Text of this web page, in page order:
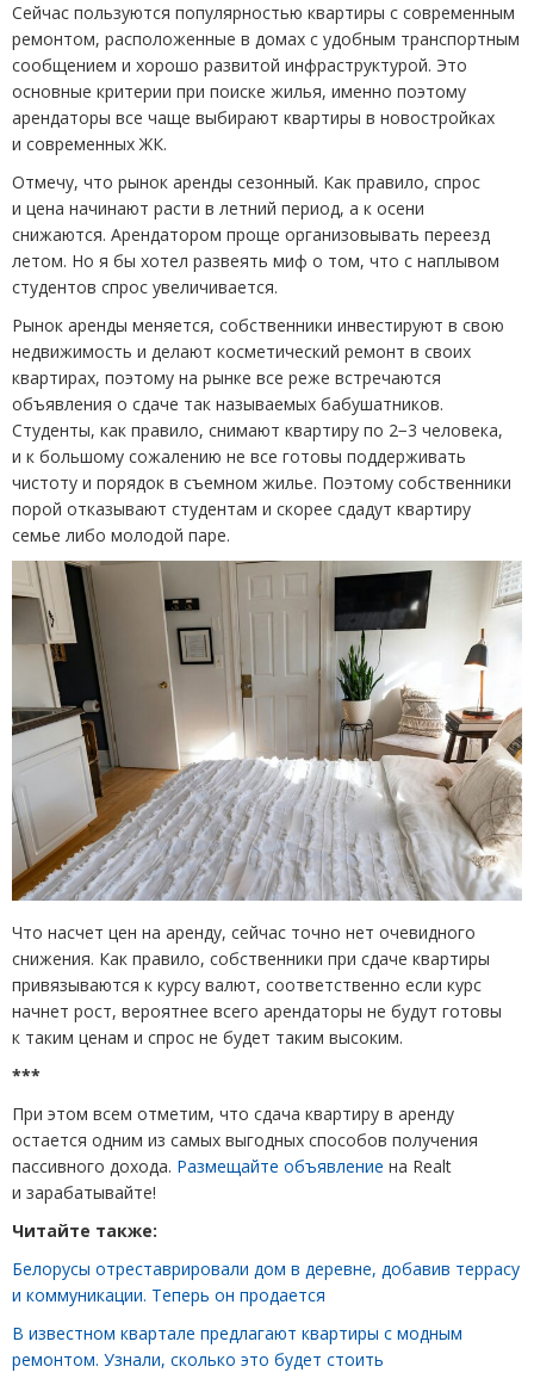
Сейчас пользуются популярностью квартиры с современным
ремонтом, расположенные в домах с удобным транспортным
сообщением и хорошо развитой инфраструктурой. Это
основные критерии при поиске жилья, именно поэтому
арендаторы все чаще выбирают квартиры в новостройках
и современных ЖК.
Отмечу, что рынок аренды сезонный. Как правило, спрос
и цена начинают расти в летний период, а к осени
снижаются. Арендатором проще организовывать переезд
летом. Но я бы хотел развеять миф о том, что с наплывом
студентов спрос увеличивается.
Рынок аренды меняется, собственники инвестируют в свою
недвижимость и делают косметический ремонт в своих
квартирах, поэтому на рынке все реже встречаются
объявления о сдаче так называемых бабушатников.
Студенты, как правило, снимают квартиру по 2−3 человека,
и к большому сожалению не все готовы поддерживать
чистоту и порядок в съемном жилье. Поэтому собственники
порой отказывают студентам и скорее сдадут квартиру
семье либо молодой паре.
Что насчет цен на аренду, сейчас точно нет очевидного
снижения. Как правило, собственники при сдаче квартиры
привязываются к курсу валют, соответственно если курс
начнет рост, вероятнее всего арендаторы не будут готовы
к таким ценам и спрос не будет таким высоким.
***
При этом всем отметим, что сдача квартиру в аренду
остается одним из самых выгодных способов получения
пассивного дохода. Размещайте объявление на Realt
и зарабатывайте!
Читайте также:
Белорусы отреставрировали дом в деревне, добавив террасу
и коммуникации. Теперь он продается
В известном квартале предлагают квартиры с модным
ремонтом. Узнали, сколько это будет стоить